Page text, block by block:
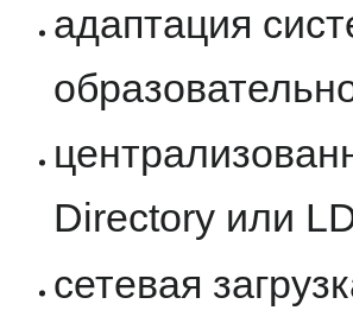
адаптация
Directory или
сетевая